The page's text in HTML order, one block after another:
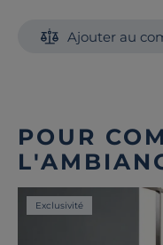
Ajouter au
POUR
Exclusivité